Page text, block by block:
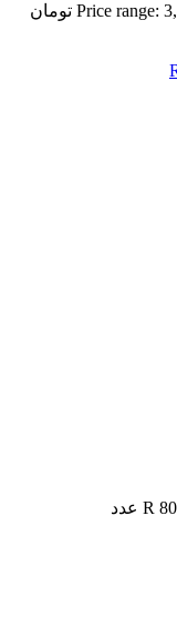
Price range: 3,800,000 تومان